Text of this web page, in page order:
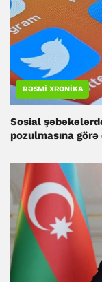
RƏSMI XRONIKA
Sosial
pozulmasına